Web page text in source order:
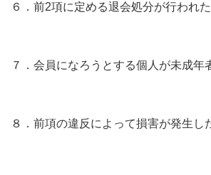
６．前2項に定める退会処分が行われ
７．会員になろうとする個人が未成
８．前項の違反によって損害が発生し